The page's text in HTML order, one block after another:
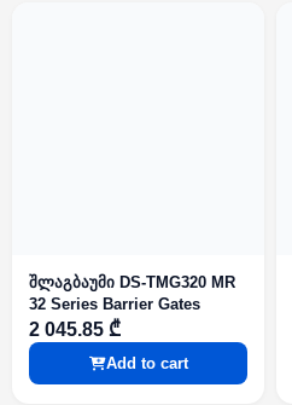
შლაგბაუმი DS-TMG320 MR
32 Series Barrier Gates
2 045.85 ₾
Add to cart